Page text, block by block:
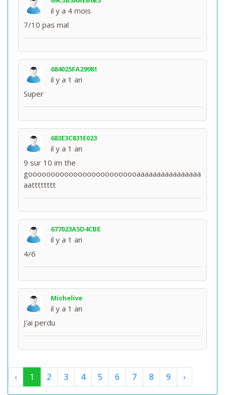
il y a 4 mois
7/10 pas mal
684025FA29981
il y a 1 an
Super
683E3C831E023
il y a 1 an
9 sur 10 im the
gooooooooooooooooooooooooaaaaaaaaaaaaaaaa
aatttttttt
677023A5D4CBE
il y a 1 an
4/6
Michelive
il y a 1 an
J'ai perdu
‹ 1 2 3 4 5 6 7 8 9 ›